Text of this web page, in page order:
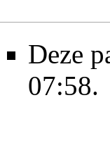
Deze
07:58.